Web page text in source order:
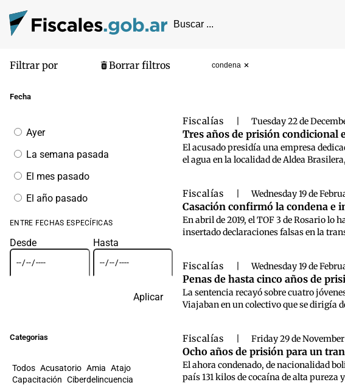
Filtrar por Borrar filtros condena
Fecha
Filtrar
por
fecha
Ayer
La semana pasada
El mes pasado
El año pasado
ENTRE FECHAS ESPECÍFICAS
Desde Hasta
Aplicar
Categorias
Todos Acusatorio Amia Atajo
Capacitación Ciberdelincuencia
Fiscalías Tuesday 22 de
Tres años de prisión condicional
El acusado presidía una empresa
el agua en la localidad de Aldea
Fiscalías Wednesday 19 de
Casación confirmó la condena e
En abril de 2019, el TOF 3 de Rosario
insertado declaraciones falsas en la
Fiscalías Wednesday 19 de
Penas de hasta cinco años de
La sentencia recayó sobre cuatro
Viajaban en un colectivo que se dirigía
Fiscalías Friday 29 de November
Ocho años de prisión para un
El ahora condenado, de nacionalidad
país 131 kilos de cocaína de alta